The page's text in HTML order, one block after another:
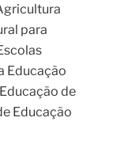
para
Educação
de
Educação